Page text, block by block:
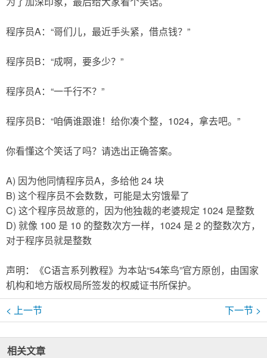
程序员A：“哥们儿，最近手头紧，借点钱？”
程序员B：“成啊，要多少？”
程序员A：“一千行不？”
程序员B：“咱俩谁跟谁！给你凑个整，1024，拿去吧。”
你看懂这个笑话了吗？请选出正确答案。
A) 因为他同情程序员A，多给他 24 块
B) 这个程序员不会数数，可能是太穷饿晕了
C) 这个程序员故意的，因为他独裁的老婆规定 1024 是整数
D) 就像 100 是 10 的整数次方一样，1024 是 2 的整数次方，
对于程序员就是整数
声明：《C语言系列教程》为本站“54笨鸟”官方原创，由国家
机构和地方版权局所签发的权威证书所保护。
< 上一节
下一节 >
相关文章